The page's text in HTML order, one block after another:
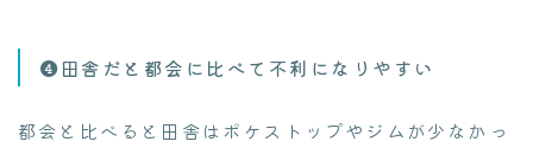
❹田舎だと都会に比べて不利になりやすい
都会と比べると田舎はポケストップやジムが少なかっ